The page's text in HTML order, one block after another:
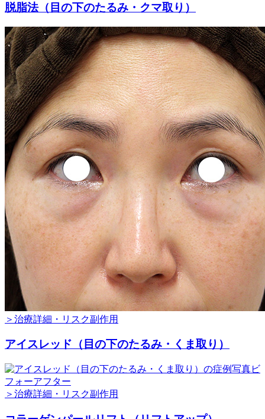
脱脂法（目の下のたるみ・クマ取り）
＞治療詳細・リスク副作用
アイスレッド（目の下のたるみ・くま取り）
＞治療詳細・リスク副作用